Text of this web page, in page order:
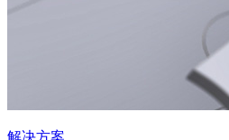
解决方案